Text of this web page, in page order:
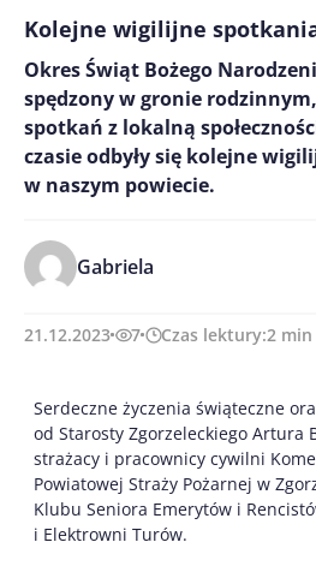
Kolejne wigilijne
Okres Świąt Bożego
spędzony w gronie
spotkań z lokalną
czasie odbyły się kolejne
w naszym powiecie.
Gabriela
21.12.2023 7 Czas lektury:2 min
Serdeczne życzenia świąteczne
od Starosty Zgorzeleckiego Artura
strażacy i pracownicy cywilni
Powiatowej Straży Pożarnej w
Klubu Seniora Emerytów i
i Elektrowni Turów.